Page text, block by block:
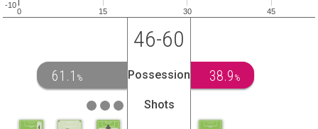
0 15 30 45
-10
46-60
61.1 % Possession 38.9 %
Shots